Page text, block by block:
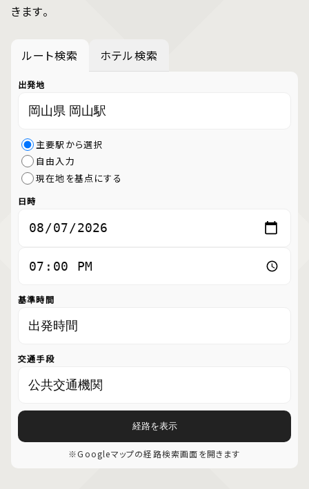
きます。
ルート検索 ホテル検索
出発地
主要駅から選択
自由入力
現在地を基点にする
日時
基準時間
交通手段
経路を表示
※Googleマップの経路検索画面を開きます